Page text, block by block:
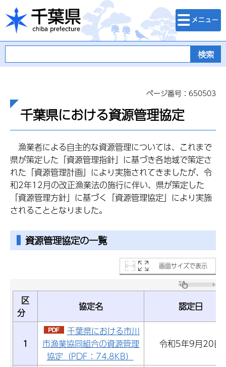
千葉県
検索・メニュ
ー
ページ番号：650503
千葉県における資源管理協定
漁業者による自主的な資源管理については、これまで
県が策定した「資源管理指針」に基づき各地域で策定さ
れた「資源管理計画」により実施されてきましたが、令
和2年12月の改正漁業法の施行に伴い、県が策定した
「資源管理方針」に基づく「資源管理協定」により実施
されることとなりました。
資源管理協定の一覧
画面サイズで表示
区
分
協定名 認定日
1
千葉県における市川
市漁業協同組合の資源管理
協定（PDF：74.8KB）
令和5年9月20日